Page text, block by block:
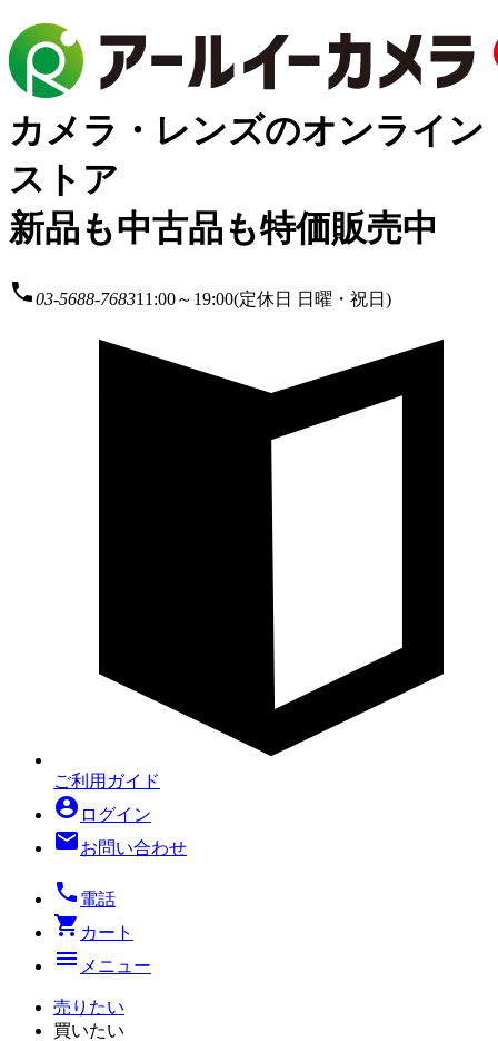
カメラ・レンズのオンライン
ストア
新品も中古品も特価販売中
local_phone03-5688-768311:00～19:00(定休日 日曜・祝日)
ご利用ガイド
account_circle ログイン
mailお問い合わせ
local_phone 電話
shopping_cart カート
menu メニュー
売りたい
買いたい